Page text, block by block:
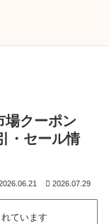
場クーポン
・セール情
2026.07.29
ています